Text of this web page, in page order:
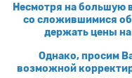
Несмотря на большую
со сложившимися
держать цены
Однако, просим
возможной